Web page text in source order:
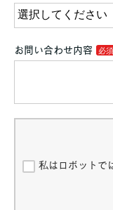
お問い合わせ内容
私はロボットで